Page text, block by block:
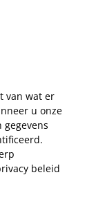
van wat er
u onze
gegevens
beleid